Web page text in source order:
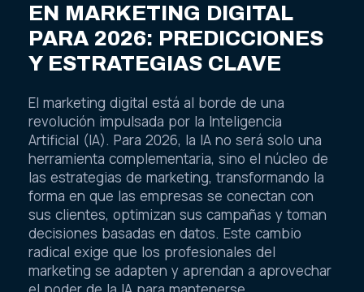
EN MARKETING DIGITAL
PARA 2026: PREDICCIONES
Y ESTRATEGIAS CLAVE
El marketing digital está al borde de una
revolución impulsada por la Inteligencia
Artificial (IA). Para 2026, la IA no será solo una
herramienta complementaria, sino el núcleo de
las estrategias de marketing, transformando la
forma en que las empresas se conectan con
sus clientes, optimizan sus campañas y toman
decisiones basadas en datos. Este cambio
radical exige que los profesionales del
marketing se adapten y aprendan a aprovechar